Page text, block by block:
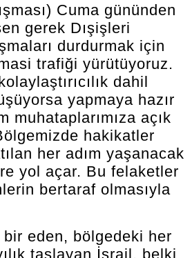
Cuma gününden
gerek Dışişleri
durdurmak için
trafiği yürütüyoruz.
dahil
yapmaya hazır
muhataplarımıza açık
hakikatler
her adım yaşanacak
yol açar. Bu felaketler
bertaraf olmasıyla
eden, bölgedeki her
taslayan İsrail, belki